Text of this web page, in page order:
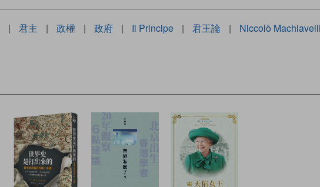
| 君主 | 政權 | 政府 | Il Principe | 君王論 | Niccolò